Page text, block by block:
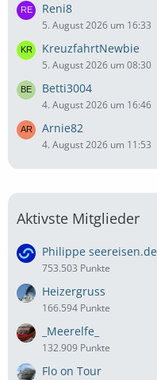
Reni8
5. August 2026 um 16:33
KreuzfahrtNewbie
5. August 2026 um 08:30
Betti3004
4. August 2026 um 16:46
Arnie82
4. August 2026 um 11:53
Aktivste Mitglieder
Philippe seereisen.de
753.503 Punkte
Heizergruss
166.594 Punkte
_Meerelfe_
132.909 Punkte
Flo on Tour